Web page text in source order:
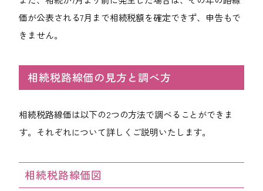
価が公表される7月まで相続税額を確定できず、申告もで
きません。
相続税路線価の見方と調べ方
相続税路線価は以下の2つの方法で調べることができま
す。それぞれについて詳しくご説明いたします。
相続税路線価図